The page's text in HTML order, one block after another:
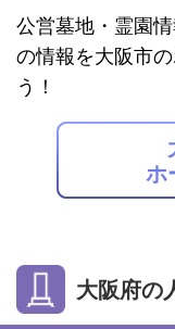
公営墓地・霊園
の情報を大阪市
う！
ホ
大阪府の